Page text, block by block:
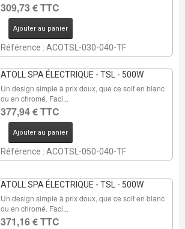
309,73 € TTC
Ajouter au panier
Référence : ACOTSL-030-040-TF
ATOLL SPA ÉLECTRIQUE - TSL - 500W
Un design simple à prix doux, que ce soit en blanc
ou en chromé. Faci...
377,94 € TTC
Ajouter au panier
Référence : ACOTSL-050-040-TF
ATOLL SPA ÉLECTRIQUE - TSL - 500W
Un design simple à prix doux, que ce soit en blanc
ou en chromé. Faci...
371,16 € TTC